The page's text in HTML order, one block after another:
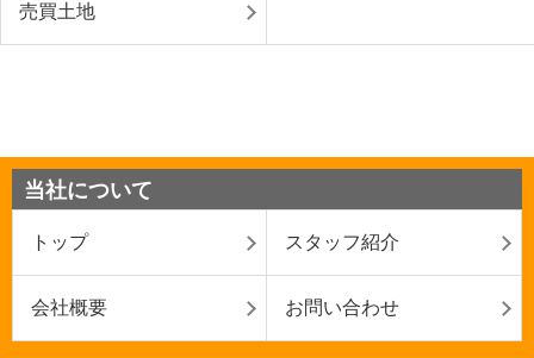
売買土地
当社について
トップ スタッフ紹介
会社概要 お問い合わせ